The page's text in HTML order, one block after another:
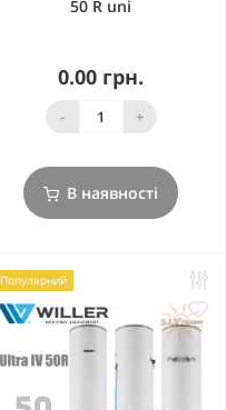
50 R uni
0.00 грн.
- +
В наявності
Популярний